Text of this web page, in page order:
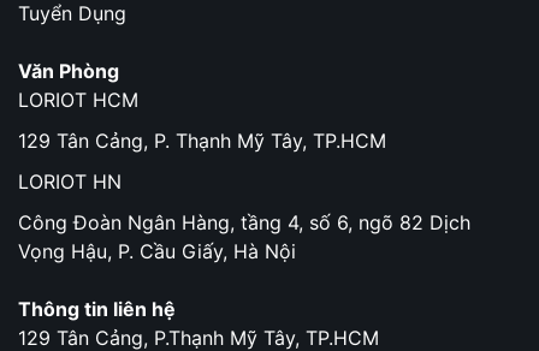
Tuyển Dụng
Văn Phòng
LORIOT HCM
129 Tân Cảng, P. Thạnh Mỹ Tây, TP.HCM
LORIOT HN
Công Đoàn Ngân Hàng, tầng 4, số 6, ngõ 82 Dịch
Vọng Hậu, P. Cầu Giấy, Hà Nội
Thông tin liên hệ
129 Tân Cảng, P.Thạnh Mỹ Tây, TP.HCM